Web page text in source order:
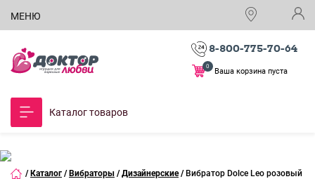
МЕНЮ
8-800-775-70-64
Ваша корзина пуста
0
Каталог товаров
/ Каталог / Вибраторы / Дизайнерские / Вибратор Dolce Leo розовый